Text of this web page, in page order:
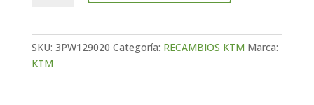
SKU: 3PW129020 Categoría: RECAMBIOS KTM Marca:
KTM